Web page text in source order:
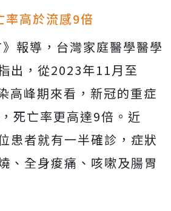
率高於流感9倍
報導，台灣家庭醫學醫學
出，從2023年11月至
高峰期來看，新冠的重症
死亡率更高達9倍。近
患者就有一半確診，症狀
、全身痠痛、咳嗽及腸胃